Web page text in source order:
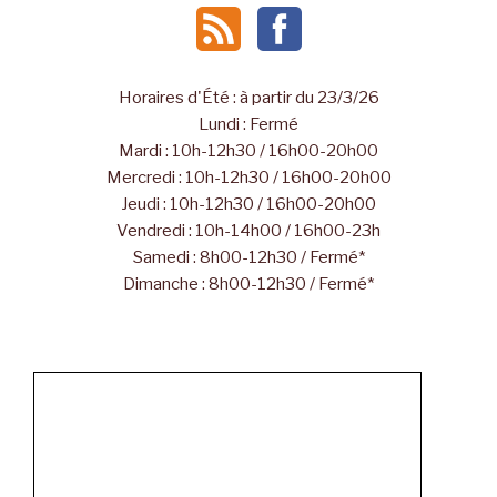
Horaires d'Été : à partir du 23/3/26
Lundi : Fermé
Mardi : 10h-12h30 / 16h00-20h00
Mercredi : 10h-12h30 / 16h00-20h00
Jeudi : 10h-12h30 / 16h00-20h00
Vendredi : 10h-14h00 / 16h00-23h
Samedi : 8h00-12h30 / Fermé*
Dimanche : 8h00-12h30 / Fermé*